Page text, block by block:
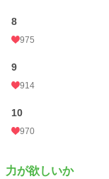
月間ポイント
累計ポイント
8
975
9
914
10
970
力が欲しいか